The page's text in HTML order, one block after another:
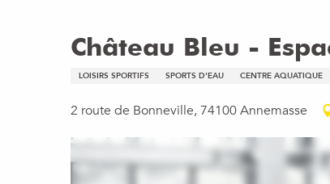
Château Bleu -
LOISIRS SPORTIFS SPORTS D'EAU CENTRE AQUATIQUE
2 route de Bonneville, 74100 Annemasse